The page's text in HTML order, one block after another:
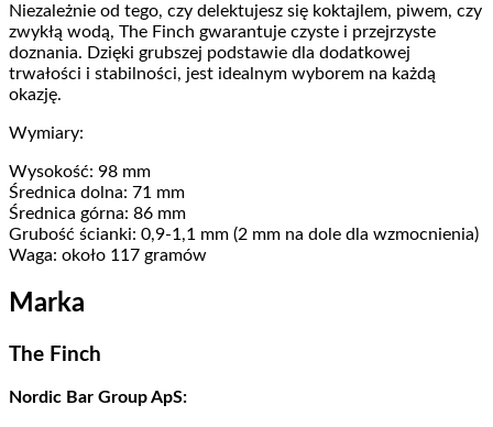
Niezależnie od tego, czy delektujesz się koktajlem, piwem, czy
zwykłą wodą, The Finch gwarantuje czyste i przejrzyste
doznania. Dzięki grubszej podstawie dla dodatkowej
trwałości i stabilności, jest idealnym wyborem na każdą
okazję.
Wymiary:
Wysokość: 98 mm
Średnica dolna: 71 mm
Średnica górna: 86 mm
Grubość ścianki: 0,9-1,1 mm (2 mm na dole dla wzmocnienia)
Waga: około 117 gramów
Marka
The Finch
Nordic Bar Group ApS: